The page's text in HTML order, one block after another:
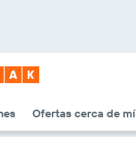
Ofertas cerca de mí